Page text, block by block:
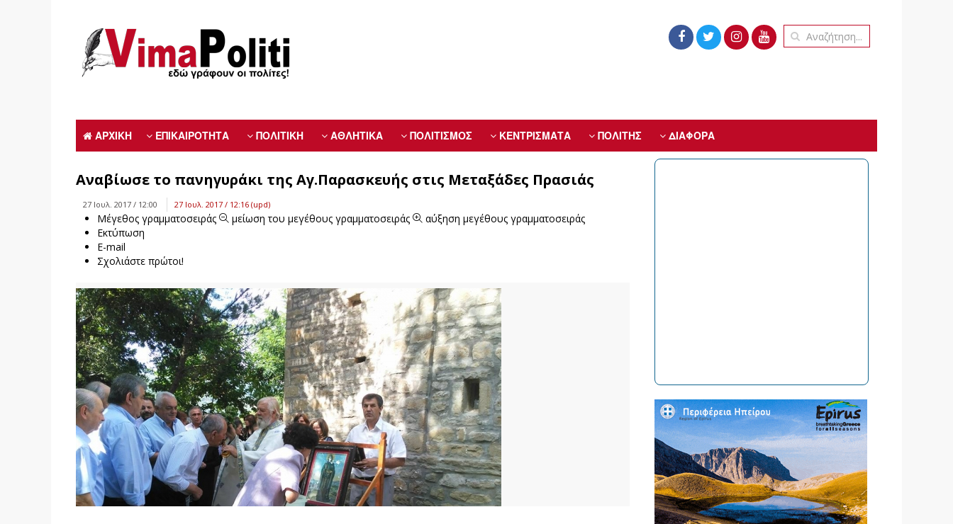
ΑΡΧΙΚΗ ΕΠΙΚΑΙΡΟΤΗΤΑ ΠΟΛΙΤΙΚΗ ΑΘΛΗΤΙΚΑ ΠΟΛΙΤΙΣΜΟΣ ΚΕΝΤΡΙΣΜΑΤΑ ΠΟΛΙΤΗΣ ΔΙΑΦΟΡΑ
Αναβίωσε το πανηγυράκι της Αγ.Παρασκευής στις Μεταξάδες Πρασιάς
27 Ιουλ. 2017 / 12:00 27 Ιουλ. 2017 / 12:16 (upd)
Μέγεθος γραμματοσειράς μείωση του μεγέθους γραμματοσειράς
αύξηση μεγέθους γραμματοσειράς
Εκτύπωση
E-mail
Σχολιάστε πρώτοι!